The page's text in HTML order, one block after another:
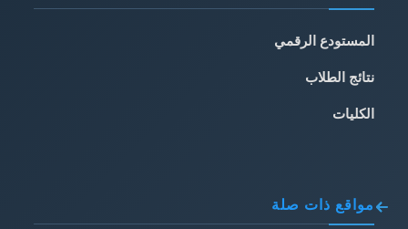
المستودع الرقمي
نتائج الطلاب
الكليات
مواقع ذات صلة